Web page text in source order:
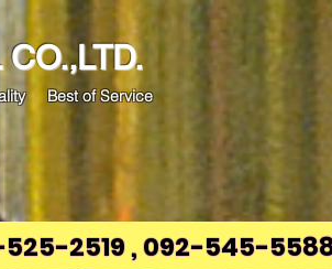
CO.,LTD.
Best of Service
2519 , 092-545-